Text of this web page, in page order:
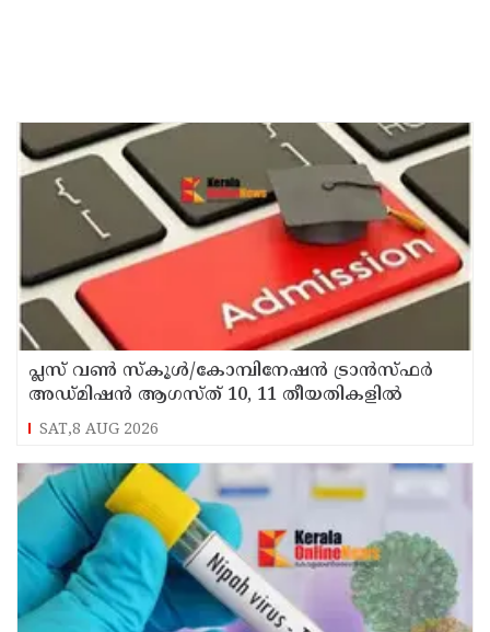
പ്ലസ് വൺ സ്‌കൂൾ/കോമ്പിനേഷൻ ട്രാൻസ്ഫർ
അഡ്മിഷൻ ആഗസ്ത് 10, 11 തീയതികളിൽ
SAT,8 AUG 2026